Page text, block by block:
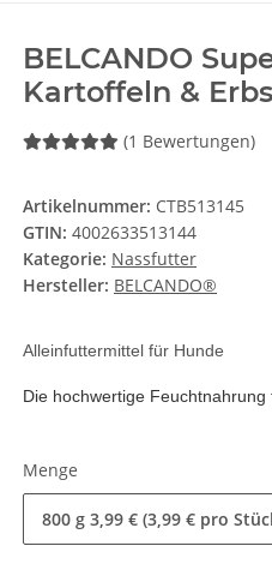
BELCANDO
Kartoffeln &
(1 Bewertungen)
Artikelnummer: CTB513145
GTIN: 4002633513144
Kategorie: Nassfutter
Hersteller: BELCANDO®
Alleinfuttermittel für Hunde
Die hochwertige
Menge
800 g 3,99 € (3,99 € pro